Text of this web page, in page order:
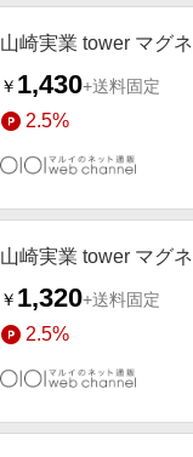
山崎実業 tower マグ
￥ 1,430+送料固定
2.5%
山崎実業 tower マグ
￥ 1,320+送料固定
2.5%